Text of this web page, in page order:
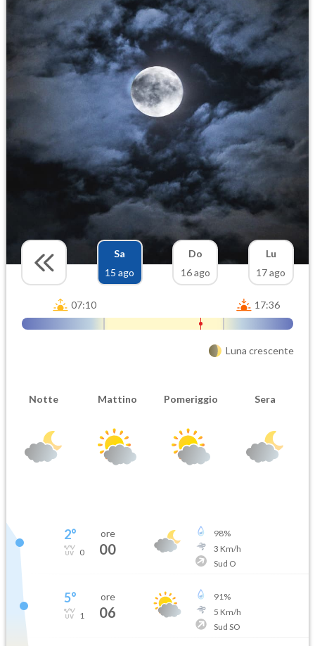
Sa
15 ago
Do
16 ago
Lu
17 ago
07:10 17:36
Luna crescente
Notte Mattino Pomeriggio Sera
2°
0
ore
00
98%
3 Km/h
Sud O
5°
1
ore
06
91%
5 Km/h
Sud SO